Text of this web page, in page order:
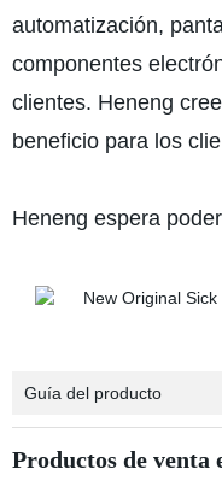
automatización,
componentes
clientes. Heneng
beneficio para los
Heneng espera
Guía del producto
Productos de venta